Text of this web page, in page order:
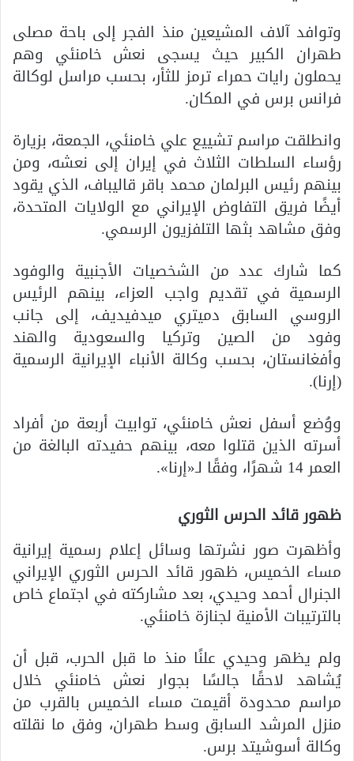
وتوافد آلاف المشيعين منذ الفجر إلى باحة مصلى
طهران الكبير حيث يسجى نعش خامنئي وهم
يحملون رايات حمراء ترمز للثأر، بحسب مراسل لوكالة
فرانس برس في المكان.
وانطلقت مراسم تشييع علي خامنئي، الجمعة، بزيارة
رؤساء السلطات الثلاث في إيران إلى نعشه، ومن
بينهم رئيس البرلمان محمد باقر قاليباف، الذي يقود
أيضًا فريق التفاوض الإيراني مع الولايات المتحدة،
وفق مشاهد بثها التلفزيون الرسمي.
كما شارك عدد من الشخصيات الأجنبية والوفود
الرسمية في تقديم واجب العزاء، بينهم الرئيس
الروسي السابق دميتري ميدفيديف، إلى جانب
وفود من الصين وتركيا والسعودية والهند
وأفغانستان، بحسب وكالة الأنباء الإيرانية الرسمية
(إرنا).
ووُضع أسفل نعش خامنئي، توابيت أربعة من أفراد
أسرته الذين قتلوا معه، بينهم حفيدته البالغة من
العمر 14 شهرًا، وفقًا لـ«إرنا».
ظهور قائد الحرس الثوري
وأظهرت صور نشرتها وسائل إعلام رسمية إيرانية
مساء الخميس، ظهور قائد الحرس الثوري الإيراني
الجنرال أحمد وحيدي، بعد مشاركته في اجتماع خاص
بالترتيبات الأمنية لجنازة خامنئي.
ولم يظهر وحيدي علنًا منذ ما قبل الحرب، قبل أن
يُشاهد لاحقًا جالسًا بجوار نعش خامنئي خلال
مراسم محدودة أقيمت مساء الخميس بالقرب من
منزل المرشد السابق وسط طهران، وفق ما نقلته
وكالة أسوشيتد برس.